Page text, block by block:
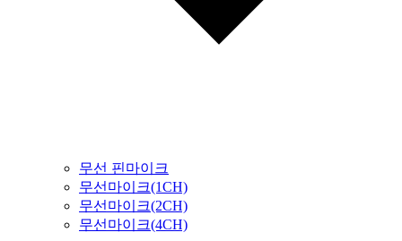
무선 핀마이크
무선마이크(1CH)
무선마이크(2CH)
무선마이크(4CH)